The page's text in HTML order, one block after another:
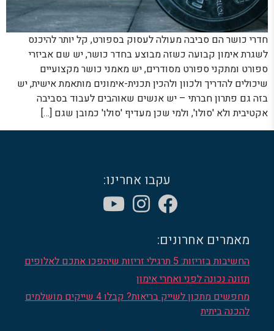
חדרי כושר הם סביבה מעולה לעסוק בספורט, קל יותר להיכנס
לשגרת אימון קבועה כשזה מבוצע בחדר כושר, יש שם אביזרי
ספורט ומתקני ספורט מסודרים, יש מאמני כושר מקצועיים
שיכולים להדריך ולכוון ולהכין תכנית-אימונים מותאמת אישית, יש
בזה גם פתרון חברתי – יש אנשים שאוהבים לעבוד בסביבה
אקטיבית ולא 'סולו', ולמי שכן מעדיף 'סולו' כמובן שגם […]
עקבו אחרינו:
מאמרים אחרונים:
החשיבות בזריזות: 5 תרגילי זריזות שיהפכו אתכם לאלופים
תזונה נכונה לפני ואחרי אימון
מחפשים מתכון לשייק בריאות? קבלו 4 שייקים מושלמים
להכנה ביתית